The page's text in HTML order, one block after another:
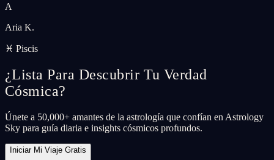
A
Aria K.
♓ Piscis
¿Lista Para Descubrir Tu Verdad
Cósmica?
Únete a 50,000+ amantes de la astrología que confían en Astrology
Sky para guía diaria e insights cósmicos profundos.
Iniciar Mi Viaje Gratis